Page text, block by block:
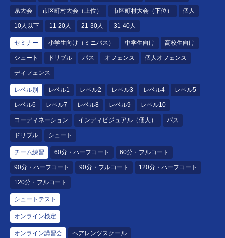
県大会 市区町村大会（上位） 市区町村大会（下位） 個人
10人以下 11-20人 21-30人 31-40人
セミナー 小学生向け（ミニバス） 中学生向け 高校生向け
シュート ドリブル パス オフェンス 個人オフェンス
ディフェンス
レベル別 レベル1 レベル2 レベル3 レベル4 レベル5
レベル6 レベル7 レベル8 レベル9 レベル10
コーディネーション インディビジュアル（個人） パス
ドリブル シュート
チーム練習 60分・ハーフコート 60分・フルコート
90分・ハーフコート 90分・フルコート 120分・ハーフコート
120分・フルコート
シュートテスト
オンライン検定
オンライン講習会 ペアレンツスクール